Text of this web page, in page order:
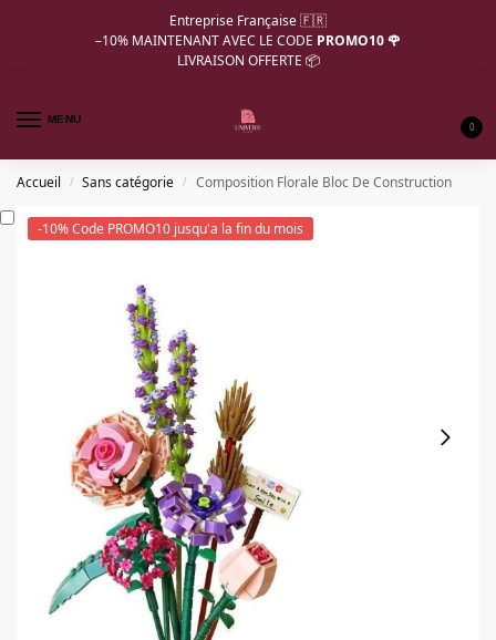
Entreprise Française 🇫🇷
–10% MAINTENANT AVEC LE CODE PROMO10 🌹
LIVRAISON OFFERTE 📦
MENU
0
Accueil / Sans catégorie / Composition Florale Bloc De Construction
-10% Code PROMO10 jusqu'a la fin du mois